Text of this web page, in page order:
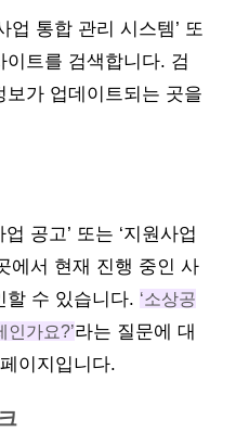
업 통합 관리 시스템’ 또
트를 검색합니다. 검
가 업데이트되는 곳을
공고’ 또는 ‘지원사업
에서 현재 진행 중인 사
할 수 있습니다. ‘소상공
인가요?’라는 질문에 대
이지입니다.